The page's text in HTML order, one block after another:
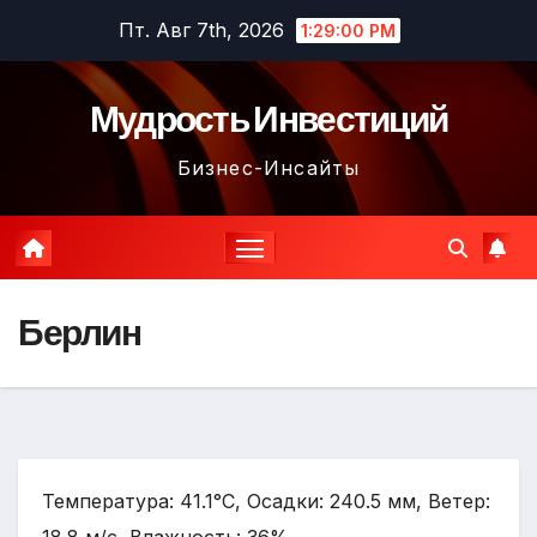
содержимому
Пт. Авг 7th, 2026 1:29:01 PM
Мудрость Инвестиций
Бизнес-Инсайты
Берлин
Температура: 41.1°C, Осадки: 240.5 мм, Ветер: